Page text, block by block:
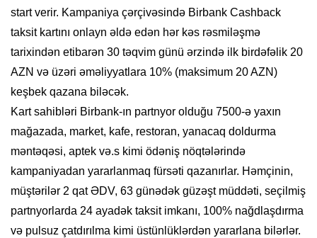
start verir. Kampaniya çərçivəsində Birbank Cashback
taksit kartını onlayn əldə edən hər kəs rəsmiləşmə
tarixindən etibarən 30 təqvim günü ərzində ilk birdəfəlik 20
AZN və üzəri əməliyyatlara 10% (maksimum 20 AZN)
keşbek qazana biləcək.
Kart sahibləri Birbank-ın partnyor olduğu 7500-ə yaxın
mağazada, market, kafe, restoran, yanacaq doldurma
məntəqəsi, aptek və.s kimi ödəniş nöqtələrində
kampaniyadan yararlanmaq fürsəti qazanırlar. Həmçinin,
müştərilər 2 qat ƏDV, 63 günədək güzəşt müddəti, seçilmiş
partnyorlarda 24 ayadək taksit imkanı, 100% nağdlaşdırma
və pulsuz çatdırılma kimi üstünlüklərdən yararlana bilərlər.